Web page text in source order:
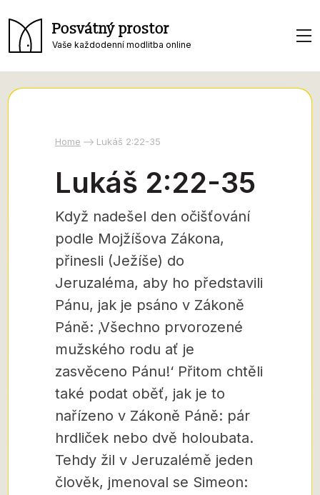
Posvátný prostor
Vaše každodenní modlitba online
Home Lukáš 2:22-35
Lukáš 2:22-35
Když nadešel den očišťování
podle Mojžíšova Zákona,
přinesli (Ježíše) do
Jeruzaléma, aby ho představili
Pánu, jak je psáno v Zákoně
Páně: ‚Všechno prvorozené
mužského rodu ať je
zasvěceno Pánu!‘ Přitom chtěli
také podat oběť, jak je to
nařízeno v Zákoně Páně: pár
hrdliček nebo dvě holoubata.
Tehdy žil v Jeruzalémě jeden
člověk, jmenoval se Simeon: